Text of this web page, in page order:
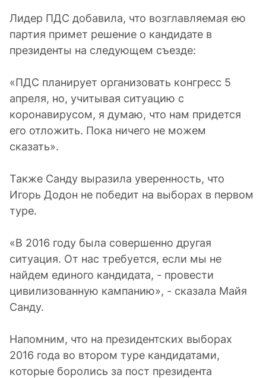
Лидер ПДС добавила, что возглавляемая ею
партия примет решение о кандидате в
президенты на следующем съезде:
«ПДС планирует организовать конгресс 5
апреля, но, учитывая ситуацию с
коронавирусом, я думаю, что нам придется
его отложить. Пока ничего не можем
сказать».
Также Санду выразила уверенность, что
Игорь Додон не победит на выборах в первом
туре.
«В 2016 году была совершенно другая
ситуация. От нас требуется, если мы не
найдем единого кандидата, - провести
цивилизованную кампанию», - сказала Майя
Санду.
Напомним, что на президентских выборах
2016 года во втором туре кандидатами,
которые боролись за пост президента